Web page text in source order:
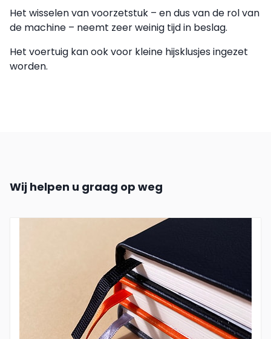
Het wisselen van voorzetstuk – en dus van de rol van
de machine – neemt zeer weinig tijd in beslag.
Het voertuig kan ook voor kleine hijsklusjes ingezet
worden.
Wij helpen u graag op weg